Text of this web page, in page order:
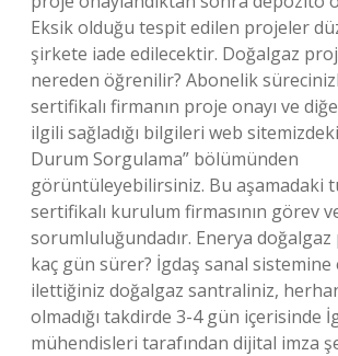
Eksik olduğu tespit edilen projeler
şirkete iade edilecektir. Doğalgaz
nereden öğrenilir? Abonelik
sertifikalı firmanın proje onayı ve
ilgili sağladığı bilgileri web
Durum Sorgulama” bölümünden
görüntüleyebilirsiniz. Bu aşamadaki
sertifikalı kurulum firmasının görev
sorumluluğundadır. Enerya doğalgaz
kaç gün sürer? İgdaş sanal
ilettiğiniz doğalgaz santraliniz,
olmadığı takdirde 3-4 gün içerisinde
mühendisleri tarafından dijital imza